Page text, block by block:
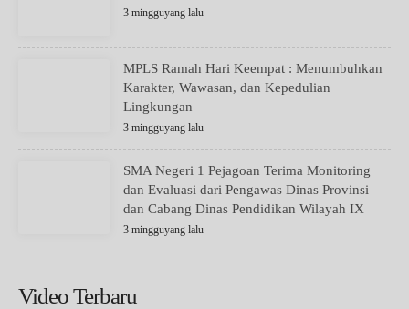
3 mingguyang lalu
MPLS Ramah Hari Keempat : Menumbuhkan
Karakter, Wawasan, dan Kepedulian
Lingkungan
3 mingguyang lalu
SMA Negeri 1 Pejagoan Terima Monitoring
dan Evaluasi dari Pengawas Dinas Provinsi
dan Cabang Dinas Pendidikan Wilayah IX
3 mingguyang lalu
Video Terbaru